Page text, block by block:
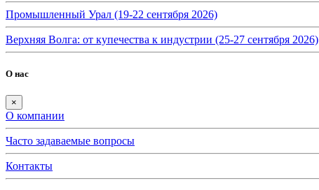
Промышленный Урал (19-22 сентября 2026)
Верхняя Волга: от купечества к индустрии (25-27 сентября 2026)
О нас
×
О компании
Часто задаваемые вопросы
Контакты